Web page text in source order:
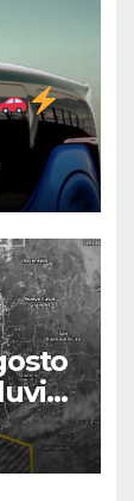
al